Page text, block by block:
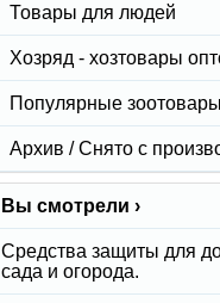
Товары для людей
Хозряд - хозтовары
Популярные зоотовары
Архив / Снято с
Вы смотрели ›
Средства защиты для
сада и огорода.